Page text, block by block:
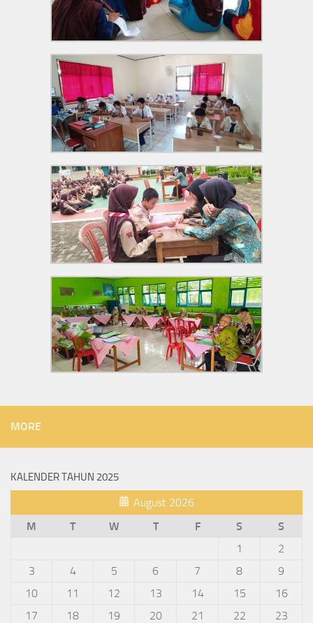
MORE
KALENDER TAHUN 2025
August 2026
M
T W T F S
S
1
2
3
4 5 6 7 8
9
10
11 12 13 14 15
16
17
18 19 20 21 22
23